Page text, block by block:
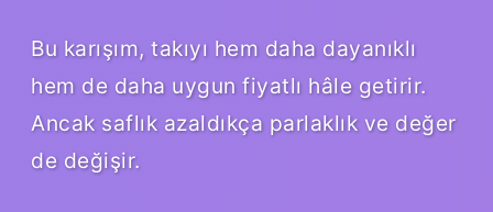
Bu karışım, takıyı hem daha dayanıklı
hem de daha uygun fiyatlı hâle getirir.
Ancak saflık azaldıkça parlaklık ve değer
de değişir.